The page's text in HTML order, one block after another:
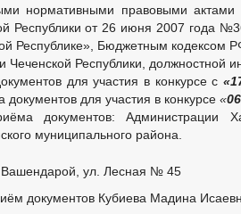
нормативными правовыми актами
Республики от 26 июня 2007 года
Республике», Бюджетным кодексом
Чеченской Республики, должностной
для участия в конкурсе с
для участия в конкурсе «
документов: Администрации
муниципального района.
Вашендарой, ул. Лесная № 45
документов Кубиева Мадина